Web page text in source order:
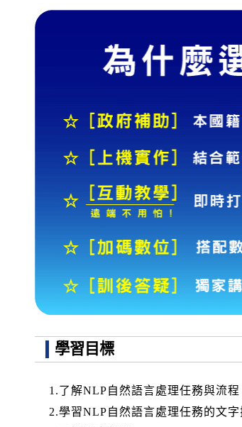
學習目標
1.了解NLP自然語言處理任務與流程
2.學習NLP自然語言處理任務的文